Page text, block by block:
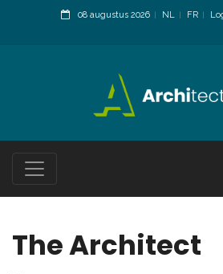
08 augustus 2026 NL FR
The Architect